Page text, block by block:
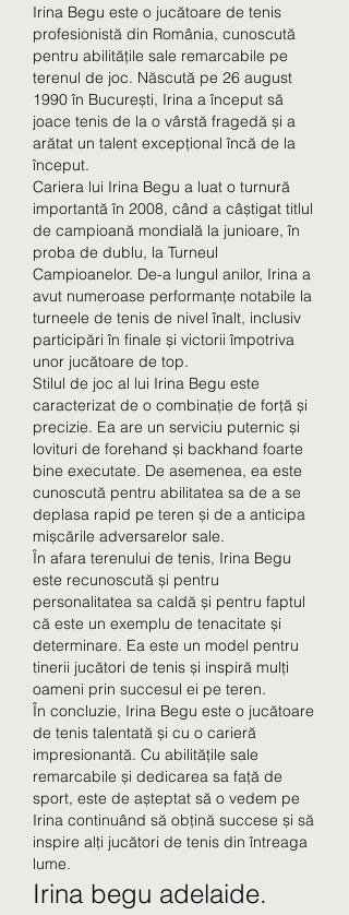
Irina Begu este o jucătoare de tenis
profesionistă din România, cunoscută
pentru abilitățile sale remarcabile pe
terenul de joc. Născută pe 26 august
1990 în București, Irina a început să
joace tenis de la o vârstă fragedă și a
arătat un talent excepțional încă de la
început.
Cariera lui Irina Begu a luat o turnură
importantă în 2008, când a câștigat titlul
de campioană mondială la junioare, în
proba de dublu, la Turneul
Campioanelor. De-a lungul anilor, Irina a
avut numeroase performanțe notabile la
turneele de tenis de nivel înalt, inclusiv
participări în finale și victorii împotriva
unor jucătoare de top.
Stilul de joc al lui Irina Begu este
caracterizat de o combinație de forță și
precizie. Ea are un serviciu puternic și
lovituri de forehand și backhand foarte
bine executate. De asemenea, ea este
cunoscută pentru abilitatea sa de a se
deplasa rapid pe teren și de a anticipa
mișcările adversarelor sale.
În afara terenului de tenis, Irina Begu
este recunoscută și pentru
personalitatea sa caldă și pentru faptul
că este un exemplu de tenacitate și
determinare. Ea este un model pentru
tinerii jucători de tenis și inspiră mulți
oameni prin succesul ei pe teren.
În concluzie, Irina Begu este o jucătoare
de tenis talentată și cu o carieră
impresionantă. Cu abilitățile sale
remarcabile și dedicarea sa față de
sport, este de așteptat să o vedem pe
Irina continuând să obțină succese și să
inspire alți jucători de tenis din întreaga
lume.
Irina begu adelaide.